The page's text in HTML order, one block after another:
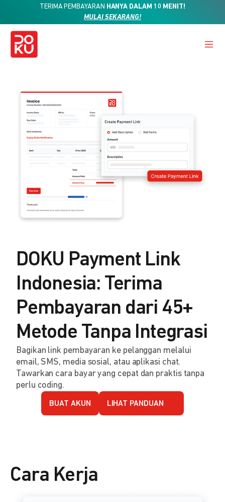
TERIMA PEMBAYARAN HANYA DALAM 10 MENIT!
MULAI SEKARANG!
DOKU Payment Link
Indonesia: Terima
Pembayaran dari 45+
Metode Tanpa Integrasi
Bagikan link pembayaran ke pelanggan melalui
email, SMS, media sosial, atau aplikasi chat.
Tawarkan cara bayar yang cepat dan praktis tanpa
perlu coding.
BUAT AKUN LIHAT PANDUAN
Cara Kerja